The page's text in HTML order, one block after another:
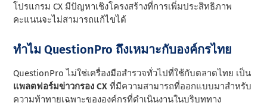
โปรแกรม CX มีปัญหาเชิงโครงสร้างที่การเพิ่มประสิทธิภาพ
คะแนนจะไม่สามารถแก้ไขได้
ทําไม QuestionPro ถึงเหมาะกับองค์กรไทย
QuestionPro ไม่ใช่เครื่องมือสํารวจทั่วไปที่ใช้กับตลาดไทย เป็น
แพลตฟอร์มข่าวกรอง CX ที่มีความสามารถที่ออกแบบมาสําหรับ
ความท้าทายเฉพาะขององค์กรที่ดําเนินงานในบริบททาง